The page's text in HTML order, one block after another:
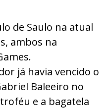
de Saulo na atual
ambos na
já havia vencido o
Baleeiro no
e a bagatela